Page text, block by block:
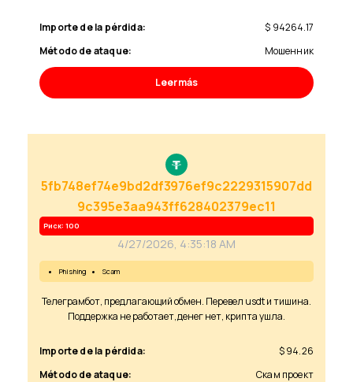
Importe de la pérdida:
$ 94264.17
Método de ataque:
Мошенник
Leer más
5fb748ef74e9bd2df3976ef9c2229315907dd
9c395e3aa943ff628402379ec11
Риск: 100
4/27/2026, 4:35:18 AM
phishing scam
Телеграмбот, предлагающий обмен. Перевел usdt и тишина.
Поддержка не работает, денег нет, крипта ушла.
Importe de la pérdida:
$ 94.26
Método de ataque:
Скам проект